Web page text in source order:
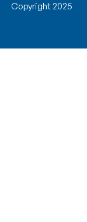
Copyright 2025